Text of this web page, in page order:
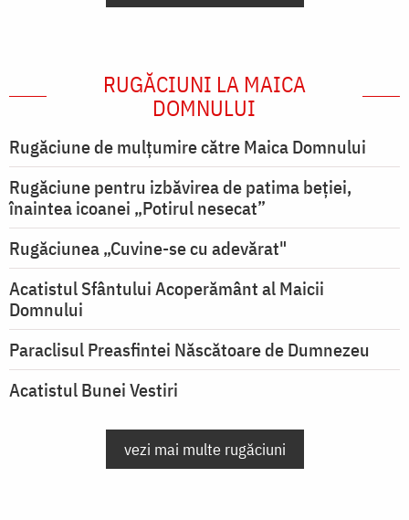
RUGĂCIUNI LA MAICA
DOMNULUI
Rugăciune de mulţumire către Maica Domnului
Rugăciune pentru izbăvirea de patima beției,
înaintea icoanei „Potirul nesecat”
Rugăciunea „Cuvine-se cu adevărat"
Acatistul Sfântului Acoperământ al Maicii
Domnului
Paraclisul Preasfintei Născătoare de Dumnezeu
Acatistul Bunei Vestiri
vezi mai multe rugăciuni